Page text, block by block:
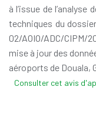
à l’issue de
techniques du
02/AOIO/ADC/CIPM/
mise à jour des
aéroports de Douala,
Consulter cet avis